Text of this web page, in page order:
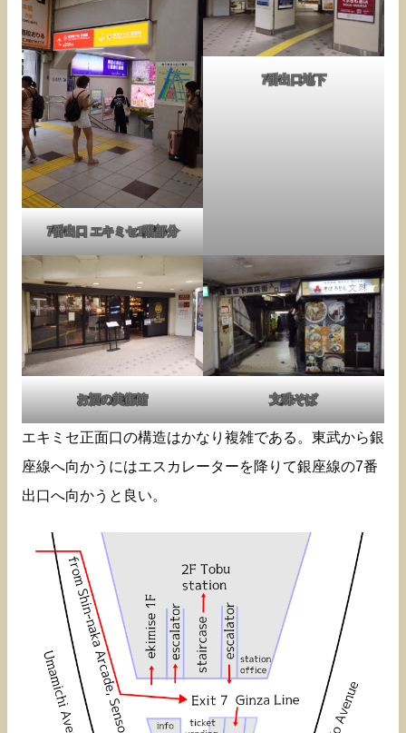
7番出口 エキミセ1階部分
7番出口地下
お酒の美術館 文殊そば
エキミセ正面口の構造はかなり複雑である。東武から銀
座線へ向かうにはエスカレーターを降りて銀座線の7番
出口へ向かうと良い。